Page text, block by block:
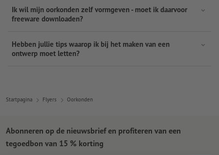
Ik wil mijn oorkonden zelf vormgeven - moet ik daarvoor
freeware downloaden?
Hebben jullie tips waarop ik bij het maken van een
ontwerp moet letten?
Startpagina Flyers Oorkonden
Abonneren op de nieuwsbrief en profiteren van een
tegoedbon van 15 % korting